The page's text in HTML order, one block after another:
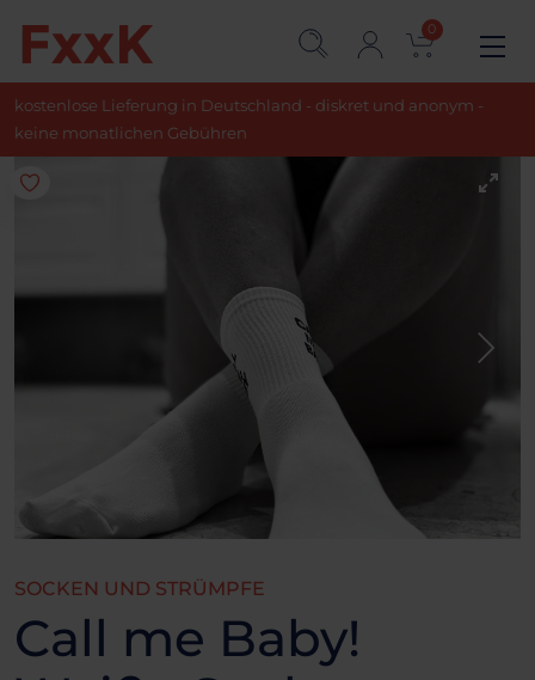
0
kostenlose Lieferung in Deutschland - diskret und anonym -
keine monatlichen Gebühren
SOCKEN UND STRÜMPFE
Call me Baby!